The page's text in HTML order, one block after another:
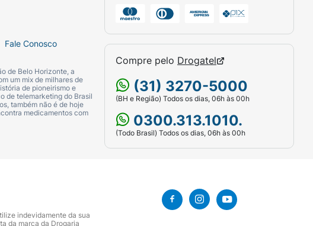
Fale Conosco
de Belo Horizonte, a
um mix de milhares de
de pioneirismo e
de telemarketing do Brasil
também não é de hoje
medicamentos com
Compre pelo Drogatel
(31) 3270-5000
(BH e Região) Todos os dias, 06h às 00h
0300.313.1010.
(Todo Brasil) Todos os dias, 06h às 00h
indevidamente da sua
da marca da Drogaria